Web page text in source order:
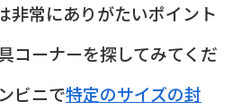
非常にありがたいポイント
コーナーを探してみてくだ
ビニで特定のサイズの封